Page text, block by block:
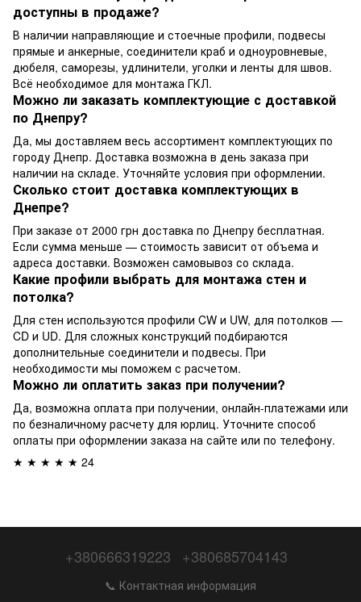
доступны в продаже?
В наличии направляющие и стоечные профили, подвесы
прямые и анкерные, соединители краб и одноуровневые,
дюбеля, саморезы, удлинители, уголки и ленты для швов.
Всё необходимое для монтажа ГКЛ.
Можно ли заказать комплектующие с доставкой
по Днепру?
Да, мы доставляем весь ассортимент комплектующих по
городу Днепр. Доставка возможна в день заказа при
наличии на складе. Уточняйте условия при оформлении.
Сколько стоит доставка комплектующих в
Днепре?
При заказе от 2000 грн доставка по Днепру бесплатная.
Если сумма меньше — стоимость зависит от объема и
адреса доставки. Возможен самовывоз со склада.
Какие профили выбрать для монтажа стен и
потолка?
Для стен используются профили CW и UW, для потолков —
CD и UD. Для сложных конструкций подбираются
дополнительные соединители и подвесы. При
необходимости мы поможем с расчетом.
Можно ли оплатить заказ при получении?
Да, возможна оплата при получении, онлайн-платежами или
по безналичному расчету для юрлиц. Уточните способ
оплаты при оформлении заказа на сайте или по телефону.
★ ★ ★ ★ ★ 24
+380666319223 +380685704143
📞 Контактная информация